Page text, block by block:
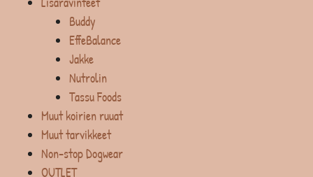
Buddy
EffeBalance
Jakke
Nutrolin
Tassu Foods
Muut koirien ruuat
Muut tarvikkeet
Non-stop Dogwear
OUTLET